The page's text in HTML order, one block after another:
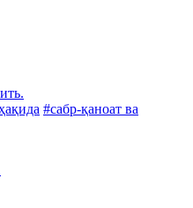
#сабр-қаноат ва